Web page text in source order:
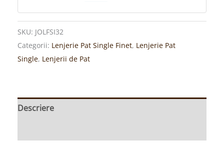
SKU: JOLFSI32
Categorii: Lenjerie Pat Single Finet, Lenjerie Pat
Single, Lenjerii de Pat
Descriere